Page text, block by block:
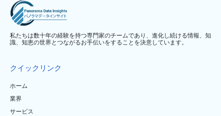
私たちは数十年の経験を持つ専門家のチームであり、進化し続ける情報、知
識、知恵の世界とつながるお手伝いをすることを決意しています。
クイックリンク
ホーム
業界
サービス